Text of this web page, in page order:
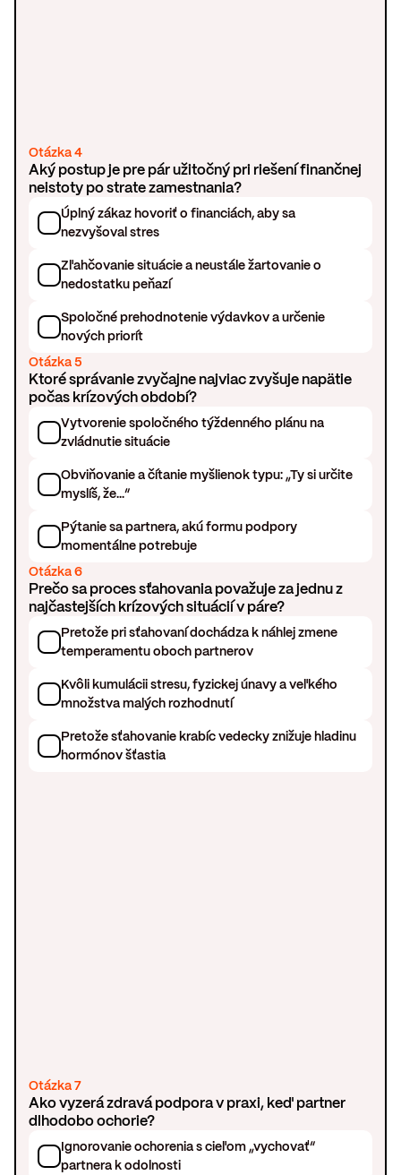
Otázka 4
Aký postup je pre pár užitočný pri riešení finančnej
neistoty po strate zamestnania?
Úplný zákaz hovoriť o financiách, aby sa
nezvyšoval stres
Zľahčovanie situácie a neustále žartovanie o
nedostatku peňazí
Spoločné prehodnotenie výdavkov a určenie
nových priorít
Otázka 5
Ktoré správanie zvyčajne najviac zvyšuje napätie
počas krízových období?
Vytvorenie spoločného týždenného plánu na
zvládnutie situácie
Obviňovanie a čítanie myšlienok typu: „Ty si určite
myslíš, že...“
Pýtanie sa partnera, akú formu podpory
momentálne potrebuje
Otázka 6
Prečo sa proces sťahovania považuje za jednu z
najčastejších krízových situácií v páre?
Pretože pri sťahovaní dochádza k náhlej zmene
temperamentu oboch partnerov
Kvôli kumulácii stresu, fyzickej únavy a veľkého
množstva malých rozhodnutí
Pretože sťahovanie krabíc vedecky znižuje hladinu
hormónov šťastia
Otázka 7
Ako vyzerá zdravá podpora v praxi, keď partner
dlhodobo ochorie?
Ignorovanie ochorenia s cieľom „vychovať“
partnera k odolnosti